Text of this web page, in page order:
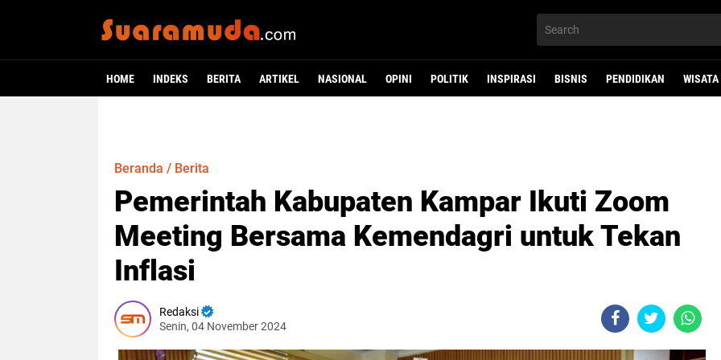
HOME INDEKS BERITA ARTIKEL NASIONAL OPINI POLITIK INSPIRASI BISNIS PENDIDIKAN WISATA
Beranda / Berita
Pemerintah Kabupaten Kampar Ikuti Zoom
Meeting Bersama Kemendagri untuk Tekan
Inflasi
Redaksi
Senin, 04 November 2024